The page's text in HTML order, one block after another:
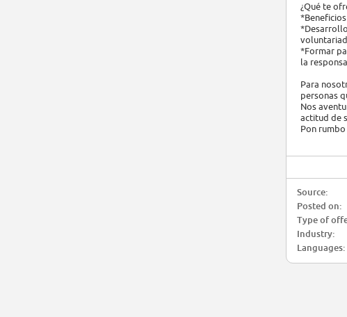
¿Qué te
*Formar
la
Para
personas
Nos
actitud de
Pon
Source:
Posted on:
Type of
Industry:
Languages: